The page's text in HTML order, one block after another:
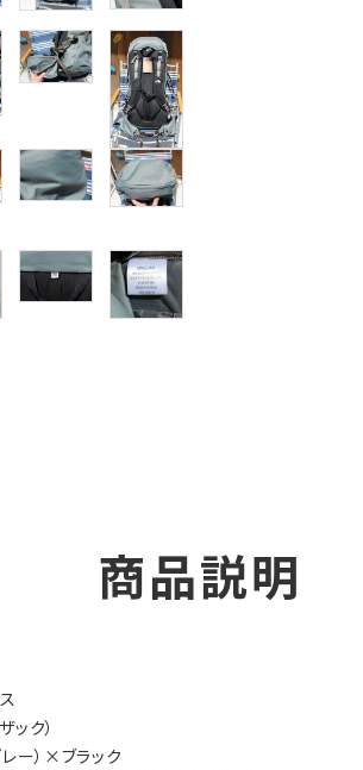
商品説明
ク）
ー）×ブラック